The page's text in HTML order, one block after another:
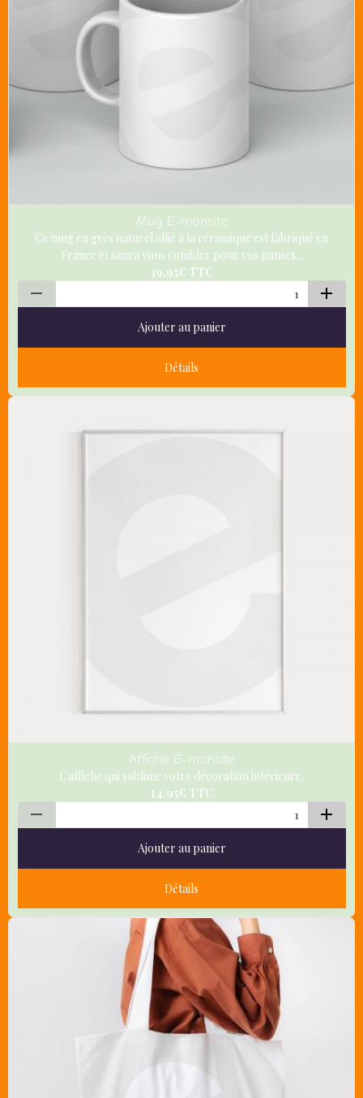
Mug E-monsite
Ce mug en grès naturel allié à la céramique est fabriqué en
France et saura vous combler pour vos pauses...
39,95€ TTC
Ajouter au panier
Détails
Affiche E-monsite
L'affiche qui sublime votre décoration intérieure.
14,95€ TTC
Ajouter au panier
Détails